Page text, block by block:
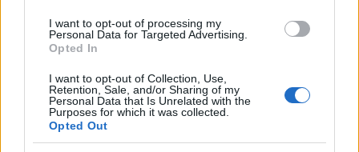
I want to opt-out of processing my
Personal Data for Targeted Advertising.
Opted In
I want to opt-out of Collection, Use,
Retention, Sale, and/or Sharing of my
Personal Data that Is Unrelated with the
Purposes for which it was collected.
Opted Out